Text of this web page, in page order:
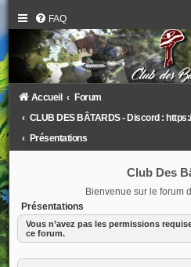
FAQ
Accueil
Forum
CLUB DES BÂTARDS - Discord :
Présentations
Club Des
Bienvenue sur le forum
Présentations
Vous n’avez pas les permissions
ce forum.